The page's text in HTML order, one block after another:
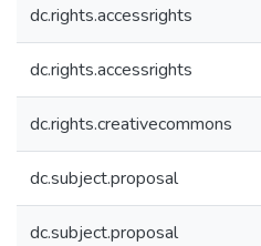
dc.rights.accessrights
dc.rights.accessrights
dc.rights.creativecommons
dc.subject.proposal
dc.subject.proposal